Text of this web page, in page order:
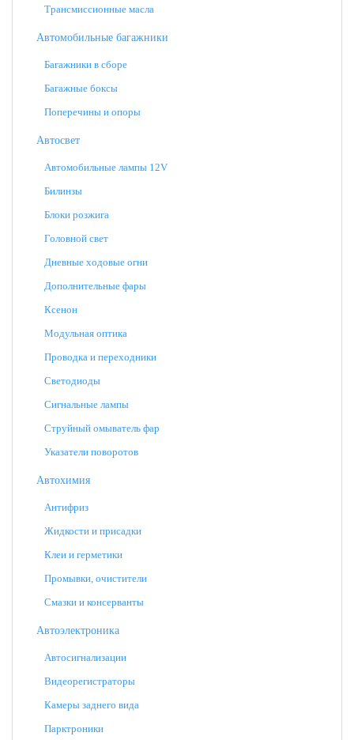
Трансмиссионные масла
Автомобильные багажники
Багажники в сборе
Багажные боксы
Поперечины и опоры
Автосвет
Автомобильные лампы 12V
Билинзы
Блоки розжига
Головной свет
Дневные ходовые огни
Дополнительные фары
Ксенон
Модульная оптика
Проводка и переходники
Светодиоды
Сигнальные лампы
Струйный омыватель фар
Указатели поворотов
Автохимия
Антифриз
Жидкости и присадки
Клеи и герметики
Промывки, очистители
Смазки и консерванты
Автоэлектроника
Автосигнализации
Видеорегистраторы
Камеры заднего вида
Парктроники